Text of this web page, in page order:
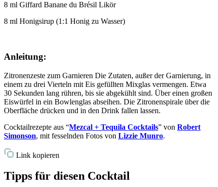
8 ml Giffard Banane du Brésil Likör
8 ml Honigsirup (1:1 Honig zu Wasser)
Anleitung:
Zitronenzeste zum Garnieren Die Zutaten, außer der Garnierung, in
einem zu drei Vierteln mit Eis gefüllten Mixglas vermengen. Etwa
30 Sekunden lang rühren, bis sie abgekühlt sind. Über einen großen
Eiswürfel in ein Bowlenglas abseihen. Die Zitronenspirale über die
Oberfläche drücken und in den Drink fallen lassen.
Cocktailrezepte aus “Mezcal + Tequila Cocktails” von Robert
Simonson, mit fesselnden Fotos von Lizzie Munro.
Link kopieren
Tipps für diesen Cocktail